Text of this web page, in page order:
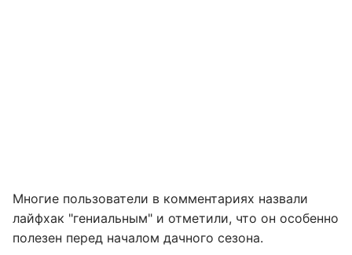
Многие пользователи в комментариях назвали
лайфхак "гениальным" и отметили, что он особенно
полезен перед началом дачного сезона.